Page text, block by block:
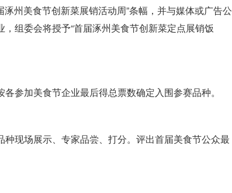
州美食节创新菜展销活动周”条幅，并与媒体或广告公
组委会将授予“首届涿州美食节创新菜定点展销饭
参加美食节企业最后得总票数确定入围参赛品种。
现场展示、专家品尝、打分。评出首届美食节公众最